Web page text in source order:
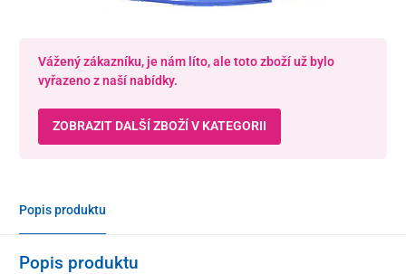
Vážený zákazníku, je nám líto, ale toto zboží už bylo
vyřazeno z naší nabídky.
ZOBRAZIT DALŠÍ ZBOŽÍ V KATEGORII
Popis produktu
Popis produktu